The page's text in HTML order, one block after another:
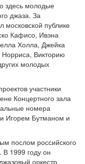
здесь молодые
джаза. За
московской публике
Кафисо, Ивэна
Холла, Джейка
Викторию
молодых
участники
Концертного зала
номера
Игорем Бутманом и
послом российского
В 1999 году он
оркестр,